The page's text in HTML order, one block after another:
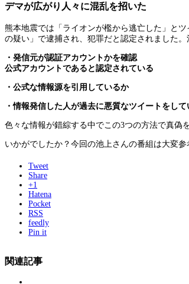
デマが広がり人々に混乱を招いた
熊本地震では「ライオンが檻から逃亡した」と
の疑い」で逮捕され、犯罪だと認定されました
・発信元が認証アカウントかを確認
公式アカウントであると認定されている
・公式な情報源を引用しているか
・情報発信した人が過去に悪質なツイートをし
色々な情報が錯綜する中でこの3つの方法で真偽
いかがでしたか？今回の池上さんの番組は大変
Tweet
Share
+1
Hatena
Pocket
RSS
feedly
Pin it
関連記事